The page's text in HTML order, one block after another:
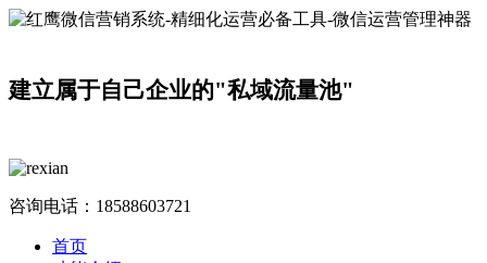
建立属于自己企业的"私域流量池"
咨询电话： 18588603721
首页